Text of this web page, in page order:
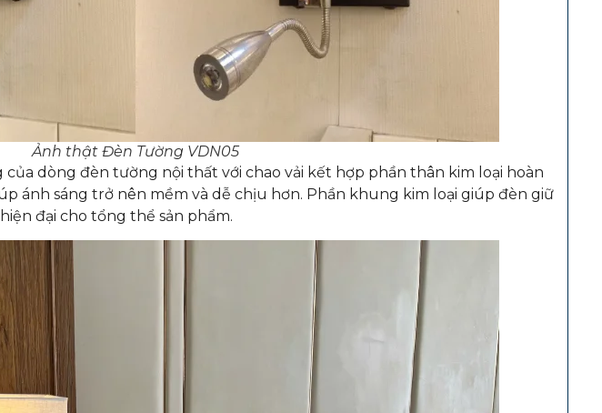
Ảnh thật Đèn Tường VDN05
dòng đèn tường nội thất với chao vải kết hợp phần thân kim loại hoàn
ánh sáng trở nên mềm và dễ chịu hơn. Phần khung kim loại giúp đèn giữ
đại cho tổng thể sản phẩm.